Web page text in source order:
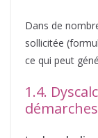
Dans de
sollicitée
ce qui peut
1.4.